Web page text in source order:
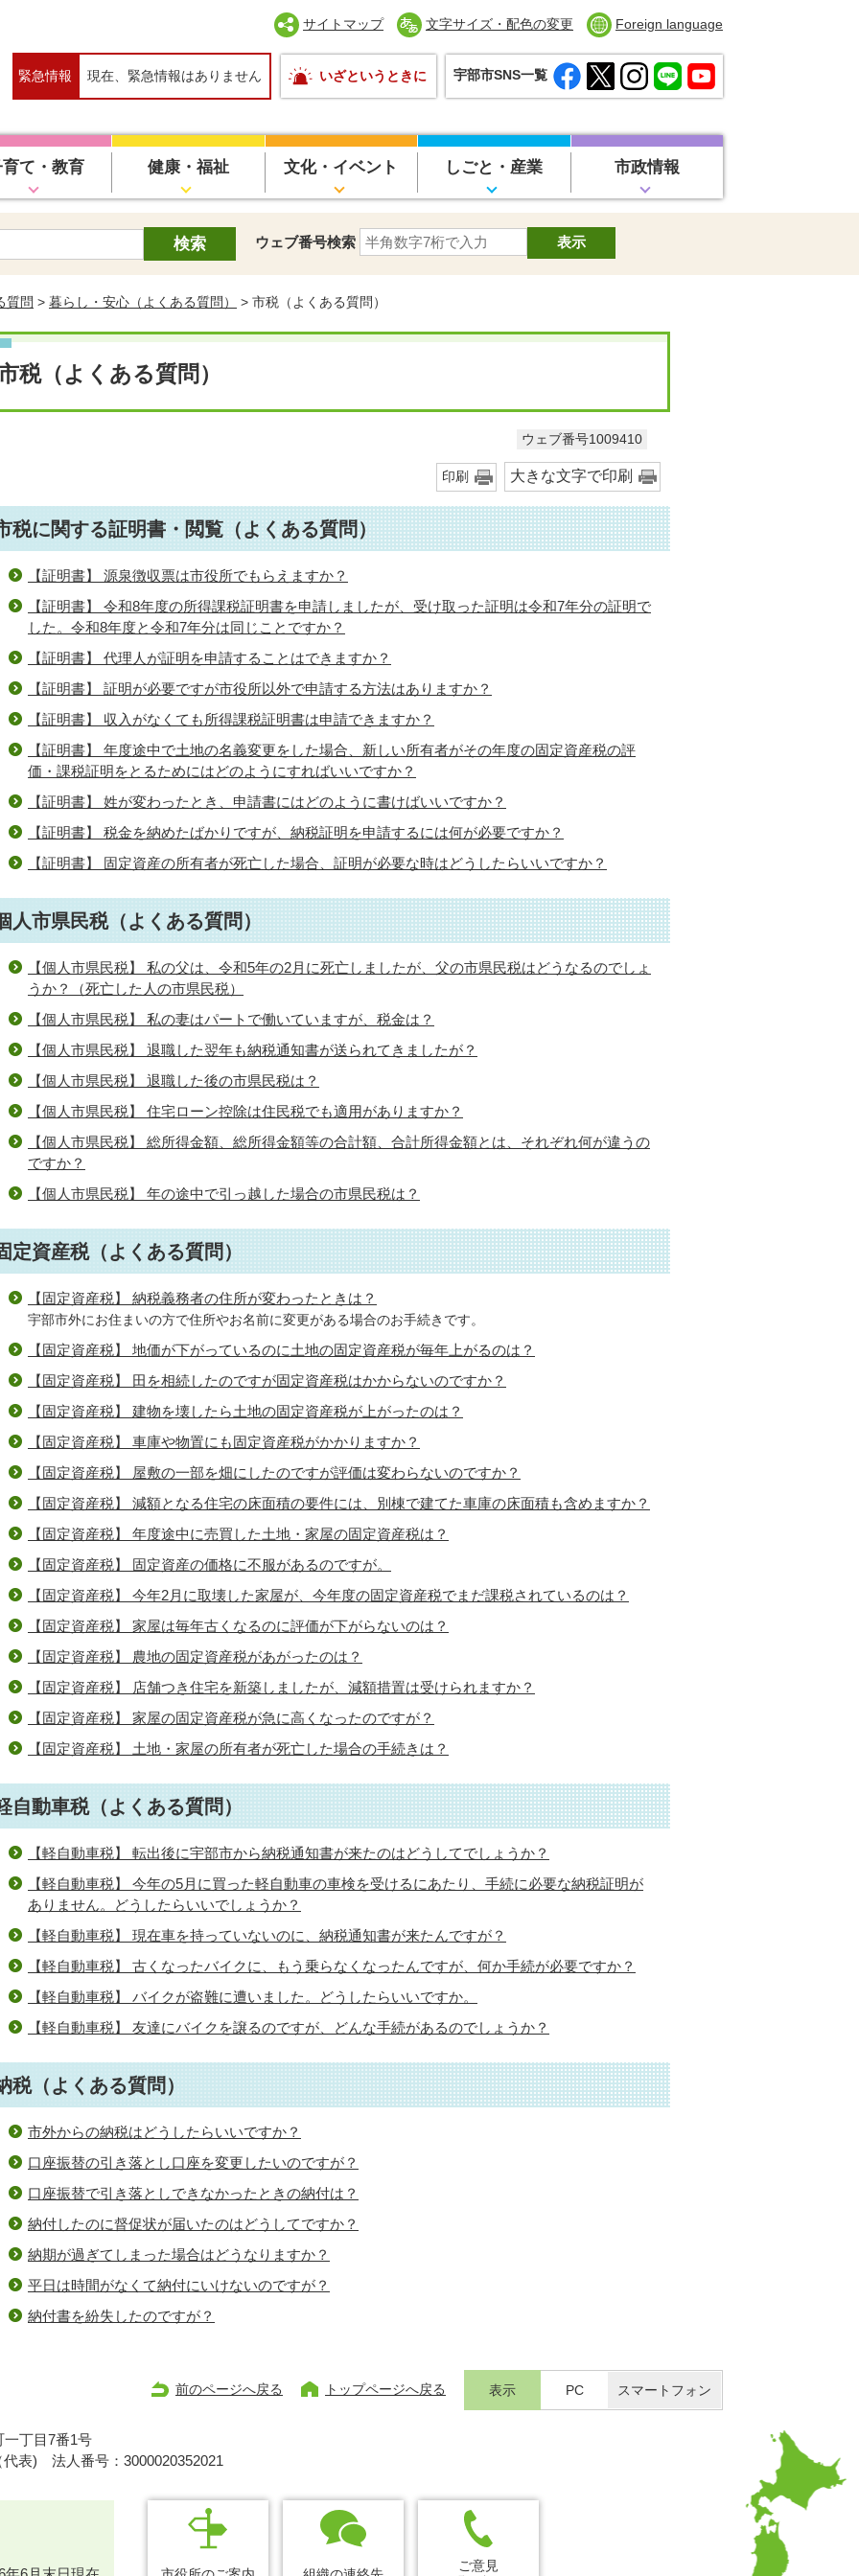
サイトマップ 文字サイズ・配色の変更 Foreign language
緊急情報 現在、緊急情報はありません いざというときに 宇部市SNS一覧
て・教育 健康・福祉 文化・イベント しごと・産業 市政情報
ウェブ番号検索
質問 > 暮らし・安心（よくある質問） > 市税（よくある質問）
税（よくある質問）
ウェブ番号1009410
印刷 大きな文字で印刷
税に関する証明書・閲覧（よくある質問）
【証明書】 源泉徴収票は市役所でもらえますか？
【証明書】 令和8年度の所得課税証明書を申請しましたが、受け取った証明は令和7年分の証明で
した。令和8年度と令和7年分は同じことですか？
【証明書】 代理人が証明を申請することはできますか？
【証明書】 証明が必要ですが市役所以外で申請する方法はありますか？
【証明書】 収入がなくても所得課税証明書は申請できますか？
【証明書】 年度途中で土地の名義変更をした場合、新しい所有者がその年度の固定資産税の評
価・課税証明をとるためにはどのようにすればいいですか？
【証明書】 姓が変わったとき、申請書にはどのように書けばいいですか？
【証明書】 税金を納めたばかりですが、納税証明を申請するには何が必要ですか？
【証明書】 固定資産の所有者が死亡した場合、証明が必要な時はどうしたらいいですか？
人市県民税（よくある質問）
【個人市県民税】 私の父は、令和5年の2月に死亡しましたが、父の市県民税はどうなるのでしょ
うか？（死亡した人の市県民税）
【個人市県民税】 私の妻はパートで働いていますが、税金は？
【個人市県民税】 退職した翌年も納税通知書が送られてきましたが？
【個人市県民税】 退職した後の市県民税は？
【個人市県民税】 住宅ローン控除は住民税でも適用がありますか？
【個人市県民税】 総所得金額、総所得金額等の合計額、合計所得金額とは、それぞれ何が違うの
ですか？
【個人市県民税】 年の途中で引っ越した場合の市県民税は？
定資産税（よくある質問）
【固定資産税】 納税義務者の住所が変わったときは？
宇部市外にお住まいの方で住所やお名前に変更がある場合のお手続きです。
【固定資産税】 地価が下がっているのに土地の固定資産税が毎年上がるのは？
【固定資産税】 田を相続したのですが固定資産税はかからないのですか？
【固定資産税】 建物を壊したら土地の固定資産税が上がったのは？
【固定資産税】 車庫や物置にも固定資産税がかかりますか？
【固定資産税】 屋敷の一部を畑にしたのですが評価は変わらないのですか？
【固定資産税】 減額となる住宅の床面積の要件には、別棟で建てた車庫の床面積も含めますか？
【固定資産税】 年度途中に売買した土地・家屋の固定資産税は？
【固定資産税】 固定資産の価格に不服があるのですが。
【固定資産税】 今年2月に取壊した家屋が、今年度の固定資産税でまだ課税されているのは？
【固定資産税】 家屋は毎年古くなるのに評価が下がらないのは？
【固定資産税】 農地の固定資産税があがったのは？
【固定資産税】 店舗つき住宅を新築しましたが、減額措置は受けられますか？
【固定資産税】 家屋の固定資産税が急に高くなったのですが？
【固定資産税】 土地・家屋の所有者が死亡した場合の手続きは？
自動車税（よくある質問）
【軽自動車税】 転出後に宇部市から納税通知書が来たのはどうしてでしょうか？
【軽自動車税】 今年の5月に買った軽自動車の車検を受けるにあたり、手続に必要な納税証明が
ありません。どうしたらいいでしょうか？
【軽自動車税】 現在車を持っていないのに、納税通知書が来たんですが？
【軽自動車税】 古くなったバイクに、もう乗らなくなったんですが、何か手続が必要ですか？
【軽自動車税】 バイクが盗難に遭いました。どうしたらいいですか。
【軽自動車税】 友達にバイクを譲るのですが、どんな手続があるのでしょうか？
税（よくある質問）
市外からの納税はどうしたらいいですか？
口座振替の引き落とし口座を変更したいのですが？
口座振替で引き落としできなかったときの納付は？
納付したのに督促状が届いたのはどうしてですか？
納期が過ぎてしまった場合はどうなりますか？
平日は時間がなくて納付にいけないのですが？
納付書を紛失したのですが？
前のページへ戻る トップページへ戻る 表示 PC スマートフォン
一丁目7番1号
代表) 法人番号：3000020352021
ご意見